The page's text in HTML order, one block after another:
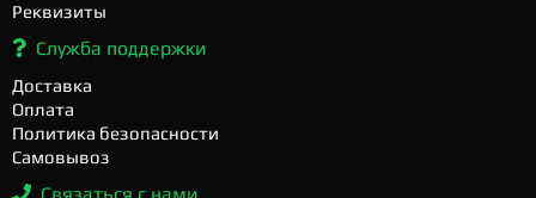
Реквизиты
Служба поддержки
Доставка
Оплата
Политика безопасности
Самовывоз